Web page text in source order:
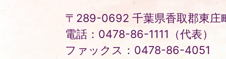
〒289-0692 千葉県香取郡東庄
電話：0478-86-1111（代表）
ファックス：0478-86-4051